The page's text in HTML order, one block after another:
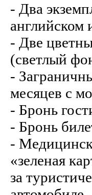
- Два
английском
- Две
(светлый
-
месяцев с
- Бронь
- Бронь
-
«зеленая
за